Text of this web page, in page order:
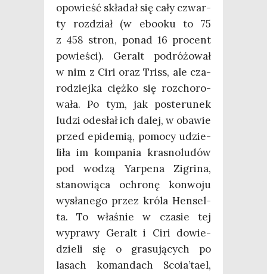
opo­wieść skła­dał się cały czwar­
ty roz­dział (w ebo­oku to 75
z 458 stron, ponad 16 pro­cent
powie­ści). Geralt podró­żo­wał
w nim z Ciri oraz Triss, ale cza­
ro­dziej­ka cięż­ko się roz­cho­ro­
wa­ła. Po tym, jak poste­ru­nek
ludzi ode­słał ich dalej, w oba­wie
przed epi­de­mią, pomo­cy udzie­
li­ła im kom­pa­nia kra­sno­lu­dów
pod wodzą Yar­pe­na Zigri­na,
sta­no­wią­ca ochro­nę kon­wo­ju
wysła­ne­go przez kró­la Hen­sel­
ta. To wła­śnie w cza­sie tej
wypra­wy Geralt i Ciri dowie­
dzie­li się o gra­su­ją­cych po
lasach koman­dach Scoia’tael,